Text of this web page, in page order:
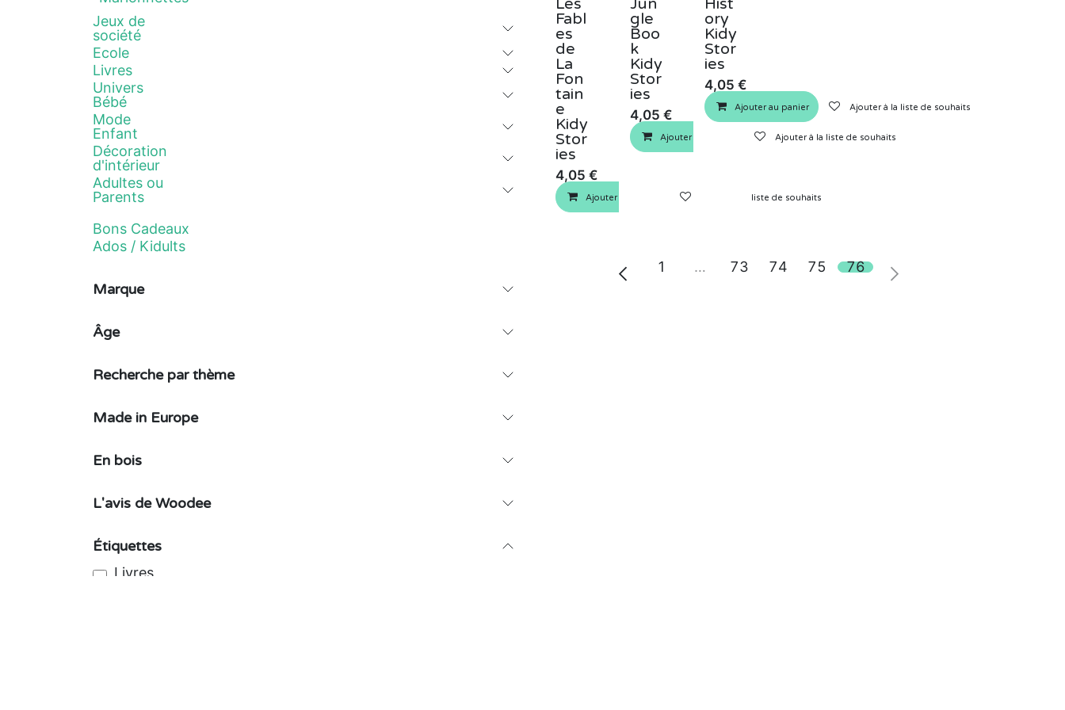
Jeux de
société
Ecole
Livres
Univers
Bébé
Mode
Enfant
Décoration
d'intérieur
Adultes ou
Parents
Bons Cadeaux
Ados / Kidults
Marque
Âge
Recherche par thème
Made in Europe
En bois
L'avis de Woodee
Étiquettes
Livres
Les
Fabl
es
de
La
Fon
tain
e
Kidy
Stor
ies
4,05 €
Ajouter au panier Ajouter à la liste de souhaits
Jun
gle
Boo
k
Kidy
Stor
ies
4,05 €
Ajouter au panier Ajouter à la liste de souhaits
Hist
ory
Kidy
Stor
ies
4,05 €
Ajouter au panier Ajouter à la liste de souhaits
1 … 73 74 75 76